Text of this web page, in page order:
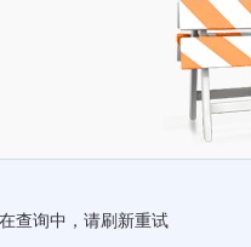
查询中，请刷新重试